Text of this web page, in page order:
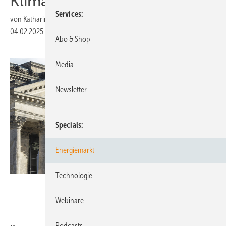
von Katharina Wolf
04.02.2025
Services
Abo & Shop
Media
Newsletter
Specials
Energiemarkt
Technologie
Webinare